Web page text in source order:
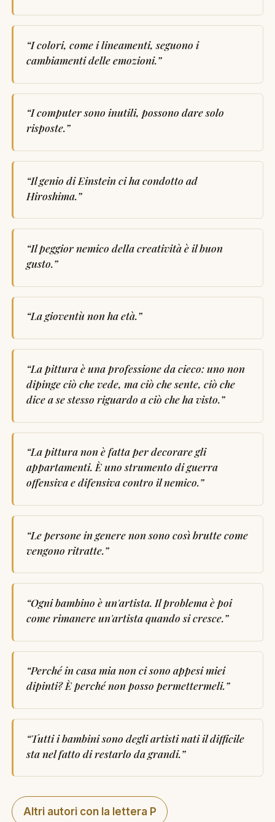
“I colori, come i lineamenti, seguono i
cambiamenti delle emozioni.”
“I computer sono inutili, possono dare solo
risposte.”
“Il genio di Einstein ci ha condotto ad
Hiroshima.”
“Il peggior nemico della creatività è il buon
gusto.”
“La gioventù non ha età.”
“La pittura è una professione da cieco: uno non
dipinge ciò che vede, ma ciò che sente, ciò che
dice a se stesso riguardo a ciò che ha visto.”
“La pittura non è fatta per decorare gli
appartamenti. È uno strumento di guerra
offensiva e difensiva contro il nemico.”
“Le persone in genere non sono così brutte come
vengono ritratte.”
“Ogni bambino è un'artista. Il problema è poi
come rimanere un'artista quando si cresce.”
“Perché in casa mia non ci sono appesi miei
dipinti? È perché non posso permettermeli.”
“Tutti i bambini sono degli artisti nati il difficile
sta nel fatto di restarlo da grandi.”
Altri autori con la lettera P